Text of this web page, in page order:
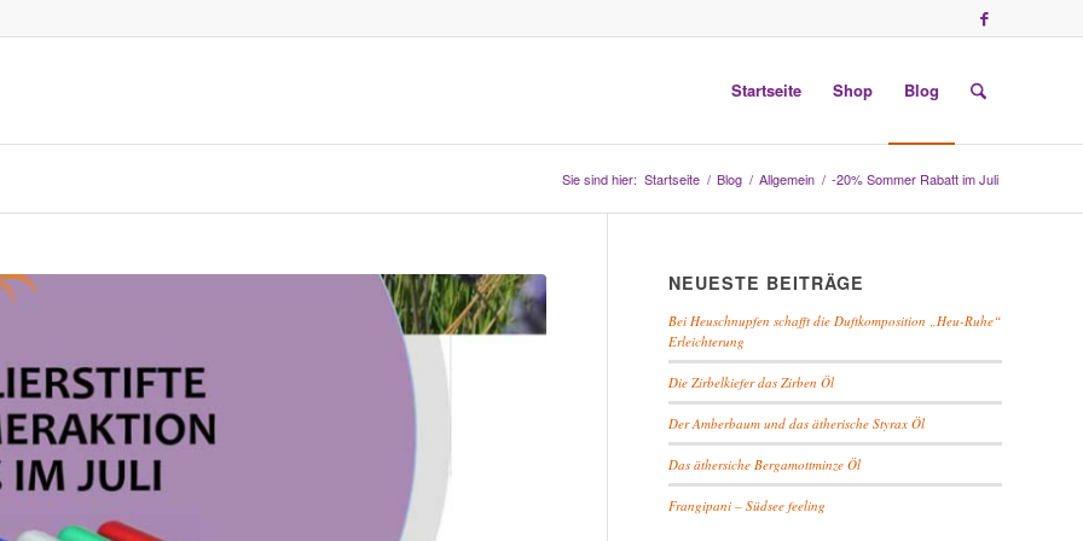
Startseite Shop Blog
Sie sind hier: Startseite / Blog / Allgemein / -20% Sommer Rabatt im Juli
NEUESTE BEITRÄGE
Bei Heuschnupfen schafft die Duftkomposition „Heu-Ruhe“
Erleichterung
Die Zirbelkiefer das Zirben Öl
Der Amberbaum und das ätherische Styrax Öl
Das äthersiche Bergamottminze Öl
Frangipani – Südsee feeling